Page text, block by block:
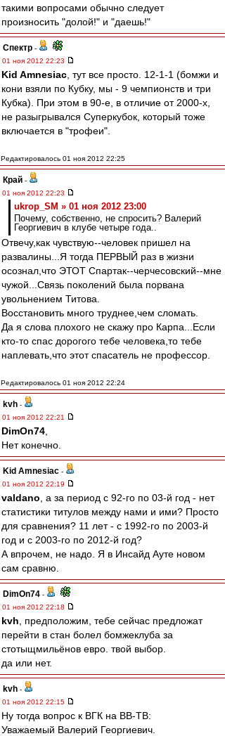
такими вопросами обычно следует
произносить "долой!" и "даешь!"
Спектр -
01 ноя 2012 22:23
Kid Amnesiac , тут все просто. 12-1-1 (бомжи и
кони взяли по Кубку, мы - 9 чемпионств и три
Кубка). При этом в 90-е, в отличие от 2000-х,
не разыгрывался Суперкубок, который тоже
включается в "трофеи".
Редактировалось 01 ноя 2012 22:25
Край -
01 ноя 2012 22:23
ukrop_SM » 01 ноя 2012 23:00
Почему, собственно, не спросить? Валерий
Георгиевич в клубе четыре года..
Отвечу,как чувствую--человек пришел на
развалины...Я тогда ПЕРВЫЙ раз в жизни
осознал,что ЭТОТ Спартак--черчесовский--мне
чужой...Связь поколений была порвана
увольнением Титова.
Восстановить много труднее,чем сломать.
Да я слова плохого не скажу про Карпа...Если
кто-то спас дорогого тебе человека,то тебе
наплевать,что этот спасатель не профессор.
Редактировалось 01 ноя 2012 22:24
kvh -
01 ноя 2012 22:21
DimOn74
Нет конечно.
Kid Amnesiac -
01 ноя 2012 22:19
valdano , а за период с 92-го по 03-й год - нет
статистики титулов между нами и ими? Просто
для сравнения? 11 лет - с 1992-го по 2003-й
год и с 2003-го по 2012-й год?
А впрочем, не надо. Я в Инсайд Ауте новом
сам сравню.
DimOn74 -
01 ноя 2012 22:18
kvh , предположим, тебе сейчас предложат
перейти в стан болел бомжеклуба за
стотыщмильёнов евро. твой выбор.
да или нет.
kvh -
01 ноя 2012 22:15
Ну тогда вопрос к ВГК на ВВ-ТВ:
Уважаемый Валерий Георгиевич.